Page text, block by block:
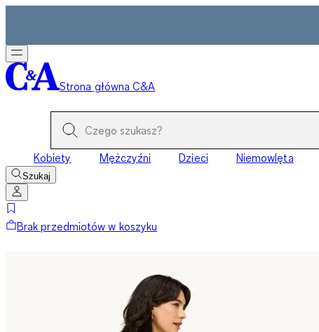
Strona główna C&A
Kobiety Mężczyźni Dzieci Niemowlęta
Szukaj
Brak przedmiotów w koszyku